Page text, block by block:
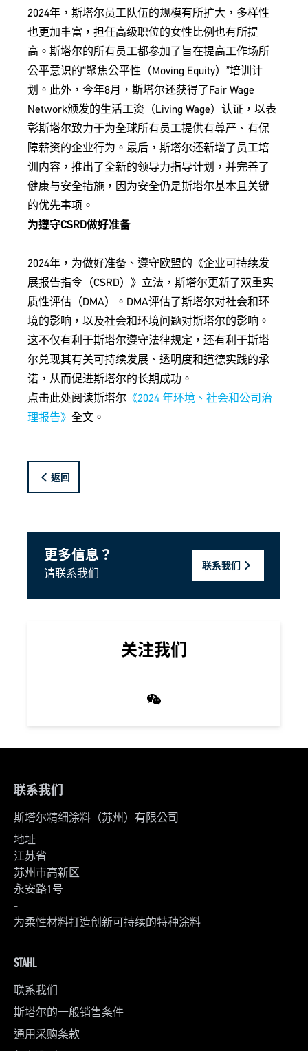
2024年，斯塔尔员工队伍的规模有所扩大，多样性
也更加丰富，担任高级职位的女性比例也有所提
高。斯塔尔的所有员工都参加了旨在提高工作场所
公平意识的“聚焦公平性（Moving Equity）”培训计
划。此外，今年8月，斯塔尔还获得了Fair Wage
Network颁发的生活工资（Living Wage）认证，以表
彰斯塔尔致力于为全球所有员工提供有尊严、有保
障薪资的企业行为。最后，斯塔尔还新增了员工培
训内容，推出了全新的领导力指导计划，并完善了
健康与安全措施，因为安全仍是斯塔尔基本且关键
的优先事项。
为遵守CSRD做好准备
2024年，为做好准备、遵守欧盟的《企业可持续发
展报告指令（CSRD）》立法，斯塔尔更新了双重实
质性评估（DMA）。DMA评估了斯塔尔对社会和环
境的影响，以及社会和环境问题对斯塔尔的影响。
这不仅有利于斯塔尔遵守法律规定，还有利于斯塔
尔兑现其有关可持续发展、透明度和道德实践的承
诺，从而促进斯塔尔的长期成功。
点击此处阅读斯塔尔 《2024 年环境、社会和公司治
理报告》 全文。
返回
更多信息？
请联系我们
联系我们
关注我们
联系我们
斯塔尔精细涂料（苏州）有限公司
地址
江苏省
苏州市高新区
永安路1号
-
为柔性材料打造创新可持续的特种涂料
STAHL
联系我们
斯塔尔的一般销售条件
通用采购条款